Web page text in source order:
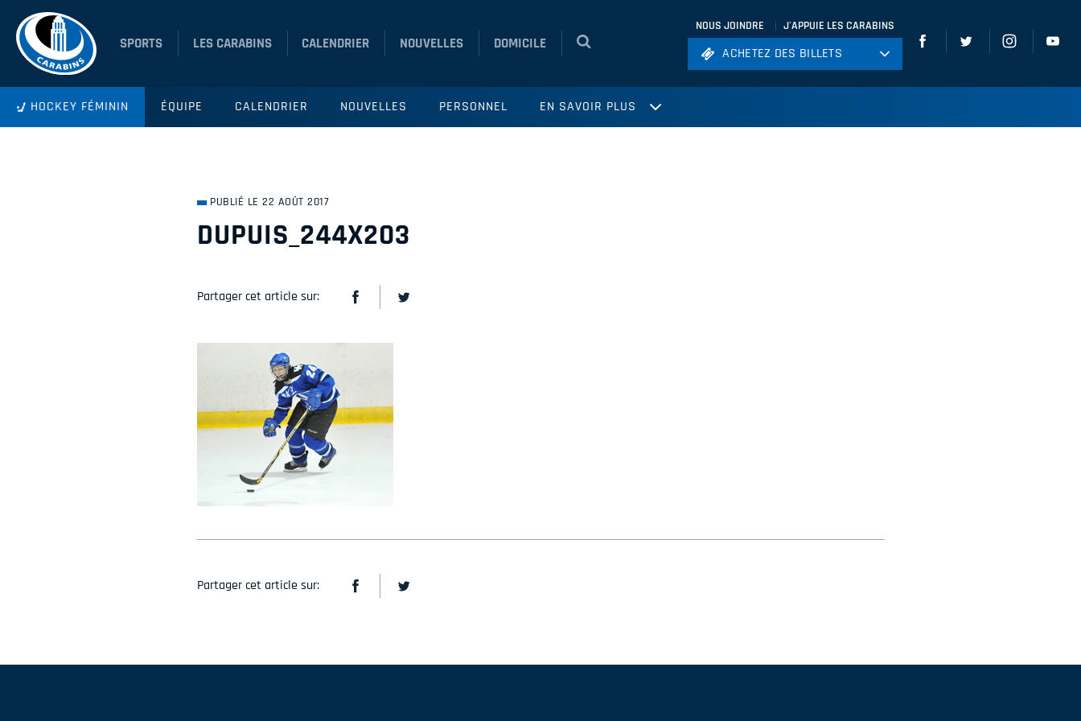
SPORTS LES CARABINS CALENDRIER NOUVELLES DOMICILE
NOUS JOINDRE J'APPUIE LES CARABINS
ACHETEZ DES BILLETS
ACHETEZ DES BILLETS
HOCKEY FÉMININ ÉQUIPE CALENDRIER NOUVELLES PERSONNEL EN SAVOIR PLUS
PUBLIÉ LE 22 AOÛT 2017
DUPUIS_244X203
Partager cet article sur:
Partager cet article sur: